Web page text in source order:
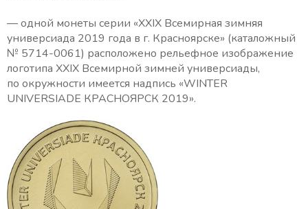
— одной монеты серии «ХХIХ Всемирная зимняя
универсиада 2019 года в г. Красноярске» (каталожный
№ 5714-0061) расположено рельефное изображение
логотипа XXIX Всемирной зимней универсиады,
по окружности имеется надпись «WINTER
UNIVERSIADE КРАСНОЯРСК 2019».